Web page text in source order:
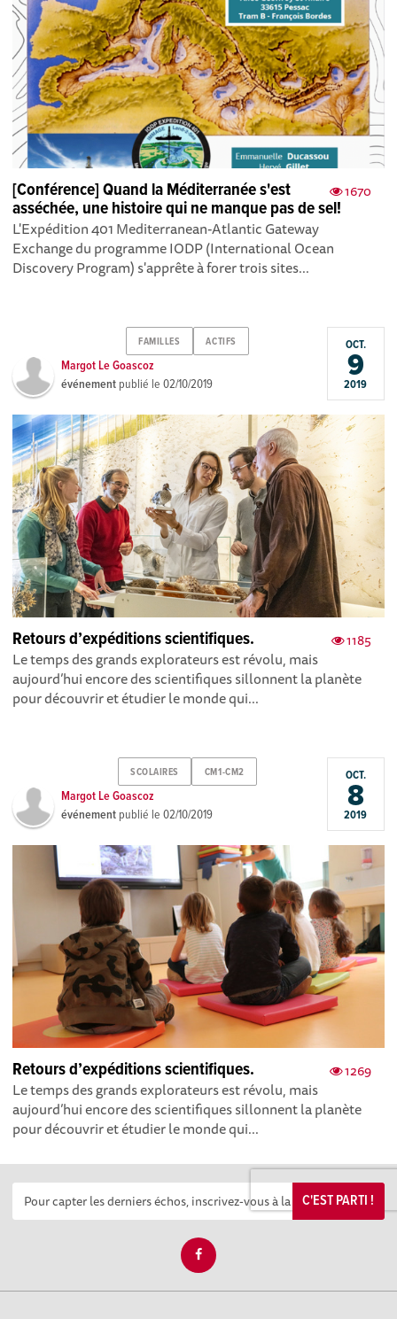
1670
[Conférence] Quand la Méditerranée s'est
asséchée, une histoire qui ne manque pas de sel!
L'Expédition 401 Mediterranean-Atlantic Gateway
Exchange du programme IODP (International Ocean
Discovery Program) s'apprête à forer trois sites...
FAMILLES ACTIFS
Margot Le Goascoz
événement publié le02/10/2019
OCT.
9
2019
1185
Retours d’expéditions scientifiques.
Le temps des grands explorateurs est révolu, mais
aujourd’hui encore des scientifiques sillonnent la planète
pour découvrir et étudier le monde qui...
SCOLAIRES CM1-CM2
Margot Le Goascoz
événement publié le02/10/2019
OCT.
8
2019
1269
Retours d’expéditions scientifiques.
Le temps des grands explorateurs est révolu, mais
aujourd’hui encore des scientifiques sillonnent la planète
pour découvrir et étudier le monde qui...
C'EST PARTI !